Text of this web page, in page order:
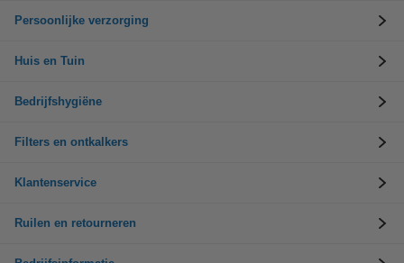
Persoonlijke verzorging
Huis en Tuin
Bedrijfshygiëne
Filters en ontkalkers
Klantenservice
Ruilen en retourneren